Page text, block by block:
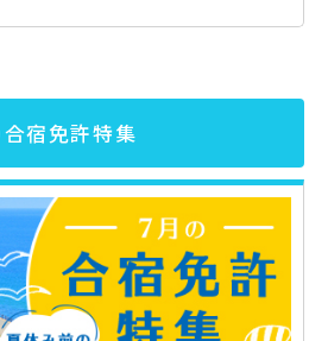
宿免許特集